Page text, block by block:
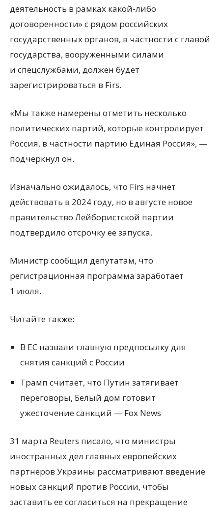
деятельность в рамках какой-либо
договоренности» с рядом российских
государственных органов, в частности с главой
государства, вооруженными силами
и спецслужбами, должен будет
зарегистрироваться в Firs.
«Мы также намерены отметить несколько
политических партий, которые контролирует
Россия, в частности партию Единая Россия», —
подчеркнул он.
Изначально ожидалось, что Firs начнет
действовать в 2024 году, но в августе новое
правительство Лейбористской партии
подтвердило отсрочку ее запуска.
Министр сообщил депутатам, что
регистрационная программа заработает
1 июля.
Читайте также:
В ЕС назвали главную предпосылку для
снятия санкций с России
Трамп считает, что Путин затягивает
переговоры, Белый дом готовит
ужесточение санкций — Fox News
31 марта Reuters писало, что министры
иностранных дел главных европейских
партнеров Украины рассматривают введение
новых санкций против России, чтобы
заставить ее согласиться на прекращение